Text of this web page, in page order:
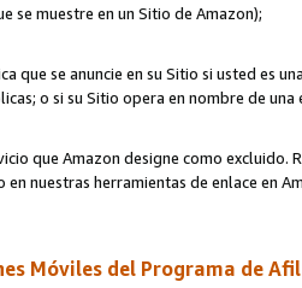
se muestre en un Sitio de Amazon);
que se anuncie en su Sitio si usted es
o si su Sitio opera en nombre de
que Amazon designe como excluido.
nuestras herramientas de enlace en
Móviles del Programa de